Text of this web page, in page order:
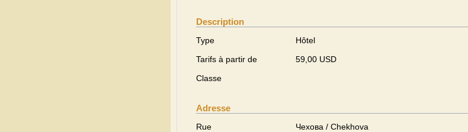
Description
Type
Hôtel
Tarifs à partir de
59,00 USD
Classe
Adresse
Rue
Чехова / Chekhova